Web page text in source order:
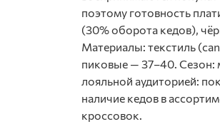
поэтому готовность
(30% оборота кедов),
Материалы: текстиль
пиковые — 37–40. Сезон:
лояльной аудиторией:
наличие кедов в
кроссовок.